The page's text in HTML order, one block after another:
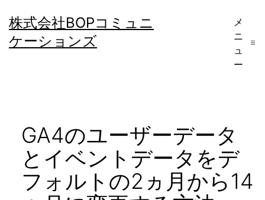
ン
テ
株式会社BOPコミュニ
ケーションズ
メ
ニ
ュ
ー
GA4のユーザーデータ
とイベントデータをデ
フォルトの2ヵ月から14